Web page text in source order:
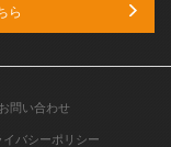
ら
問い合わせ
イバシーポリシー